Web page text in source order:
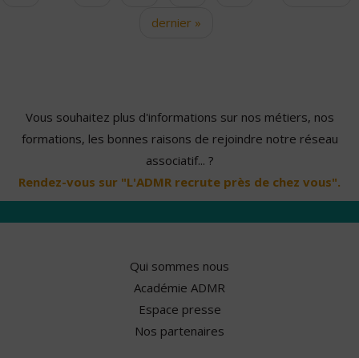
dernier »
Vous souhaitez plus d'informations sur nos métiers, nos
formations, les bonnes raisons de rejoindre notre réseau
associatif... ?
Rendez-vous sur "L'ADMR recrute près de chez vous".
Qui sommes nous
Académie ADMR
Espace presse
Nos partenaires